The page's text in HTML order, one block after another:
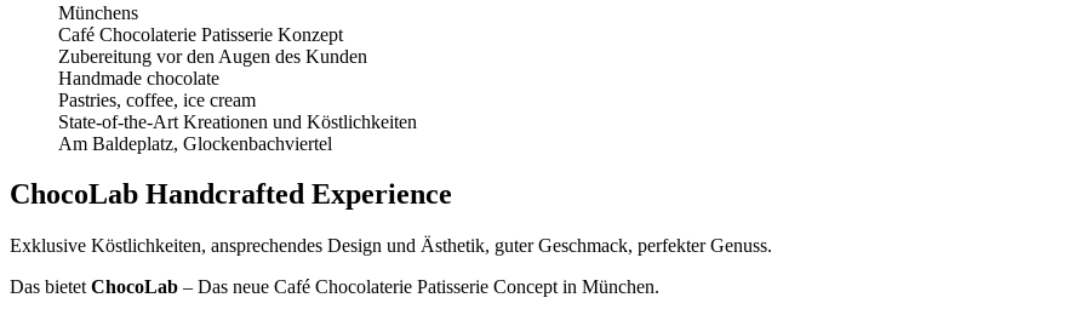
Münchens
Café Chocolaterie Patisserie Konzept
Zubereitung vor den Augen des Kunden
Handmade chocolate
Pastries, coffee, ice cream
State-of-the-Art Kreationen und Köstlichkeiten
Am Baldeplatz, Glockenbachviertel
ChocoLab Handcrafted Experience
Exklusive Köstlichkeiten, ansprechendes Design und Ästhetik, guter Geschmack, perfekter Genuss.
Das bietet ChocoLab – Das neue Café Chocolaterie Patisserie Concept in München.